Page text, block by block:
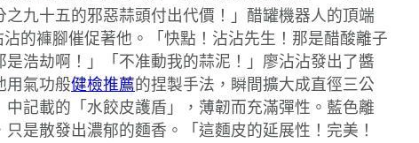
九十五的邪惡蒜頭付出代價！」醋罐機器人的頂端
的褲腳催促著他。「快點！沾沾先生！那是醋酸離子
浩劫啊！」「不准動我的蒜泥！」廖沾沾發出了醬
用氣功般健檢推薦的捏製手法，瞬間擴大成直徑三公
記載的「水餃皮護盾」，薄韌而充滿彈性。藍色離
是散發出濃郁的麵香。「這麵皮的延展性！完美！